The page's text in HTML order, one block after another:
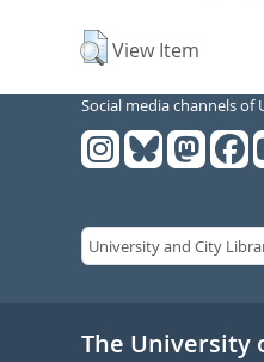
View Item
Social media channels of
The University